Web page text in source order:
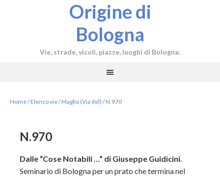
Origine di
Bologna
Vie, strade, vicoli, piazze, luoghi di Bologna.
Home/Elenco vie/Maglio (Via del) /N.970
N.970
Dalle “Cose Notabili …” di Giuseppe Guidicini.
Seminario di Bologna per un prato che termina nel